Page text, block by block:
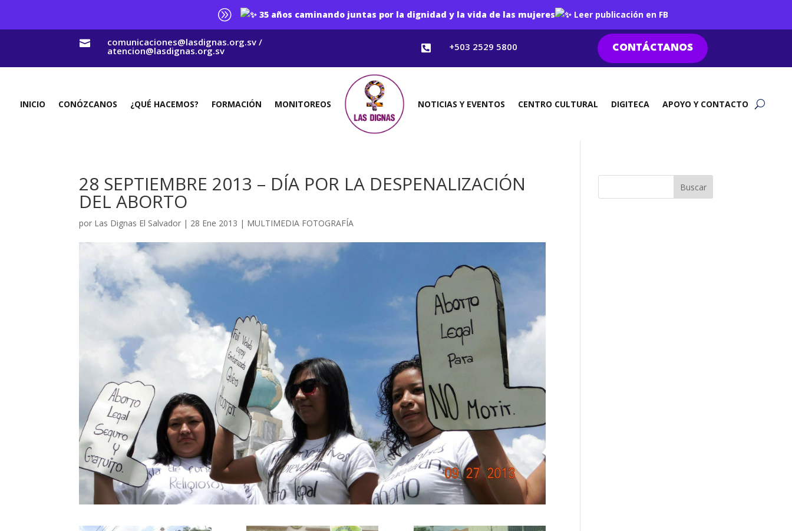
A 35 años caminando juntas por la dignidad y la vida de las mujeres Leer publicación en FB
 comunicaciones@lasdignas.org.sv /
atencion@lasdignas.org.sv  +503 2529 5800 CONTÁCTANOS
INICIO CONÓZCANOS ¿QUÉ HACEMOS? FORMACIÓN MONITOREOS NOTICIAS Y EVENTOS CENTRO CULTURAL DIGITECA APOYO Y CONTACTO
28 SEPTIEMBRE 2013 – DÍA POR LA DESPENALIZACIÓN
DEL ABORTO
por Las Dignas El Salvador | 28 Ene 2013 | MULTIMEDIA FOTOGRAFÍA